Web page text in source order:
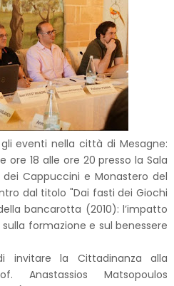
gli eventi nella città di Mesagne:
ore 18 alle ore 20 presso la Sala
Cappuccini e Monastero del
dal titolo "Dai fasti dei Giochi
bancarotta (2010): l’impatto
formazione e sul benessere
invitare la Cittadinanza alla
Anastassios Matsopoulos